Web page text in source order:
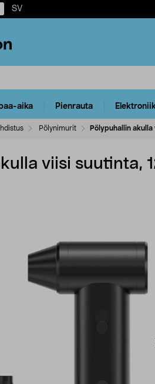
SV
aika Pienrauta
Pölynimurit Pölypuhallin
viisi suutinta,